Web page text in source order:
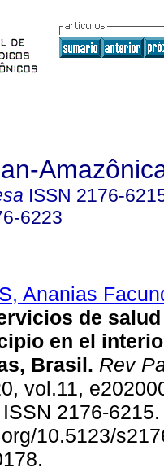
ISSN 2176-
6223
Ananias
de
en el
Brasil. Rev
vol.11,
2176-
10.5123/